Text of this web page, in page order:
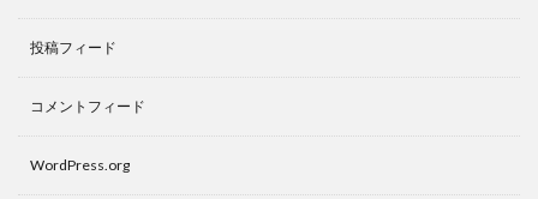
投稿フィード
コメントフィード
WordPress.org